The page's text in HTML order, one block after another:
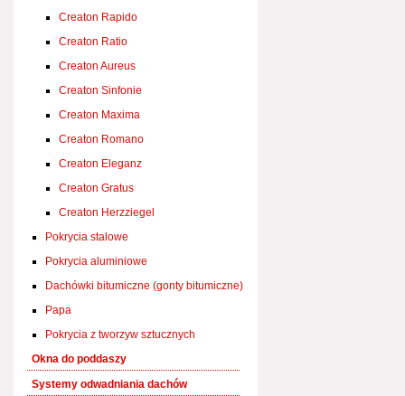
Creaton Rapido
Creaton Ratio
Creaton Aureus
Creaton Sinfonie
Creaton Maxima
Creaton Romano
Creaton Eleganz
Creaton Gratus
Creaton Herzziegel
Pokrycia stalowe
Pokrycia aluminiowe
Dachówki bitumiczne (gonty bitumiczne)
Papa
Pokrycia z tworzyw sztucznych
Okna do poddaszy
Systemy odwadniania dachów